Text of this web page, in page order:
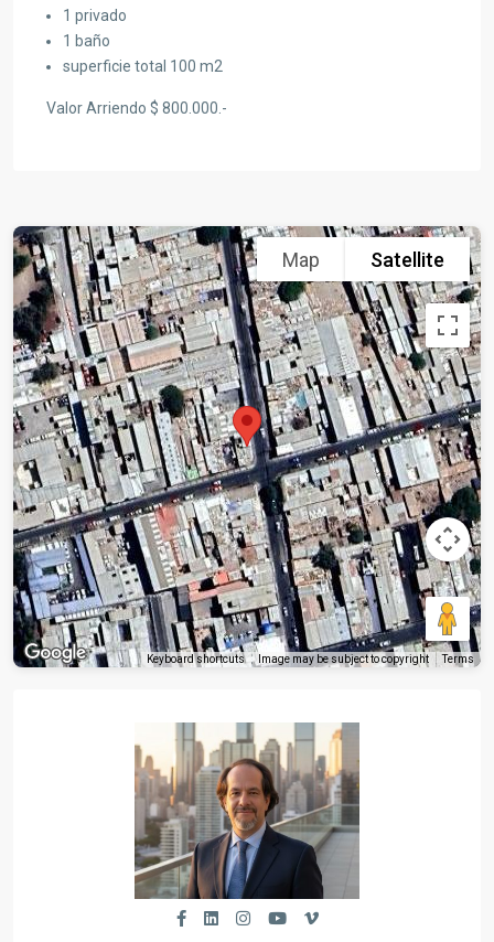
1 privado
1 baño
superficie total 100 m2
Valor Arriendo $ 800.000.-
Map Satellite
Keyboard shortcuts Image may be subject to copyright Terms